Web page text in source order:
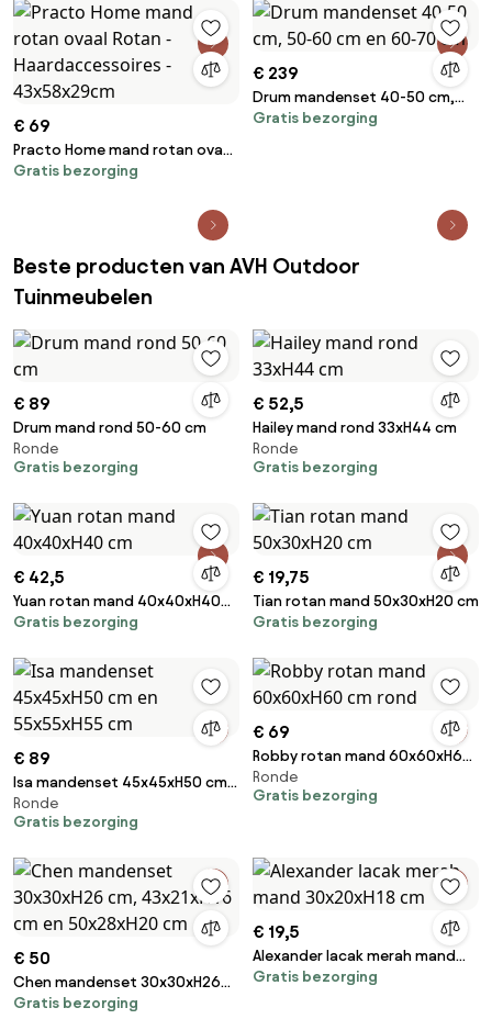
€ 69
Practo Home mand rotan ovaal
Rotan - Haardaccessoires -
Gratis bezorging
€ 239
Drum mandenset 40-50 cm,
50-60 cm en 60-70 cm
Gratis bezorging
Beste producten van AVH Outdoor
Tuinmeubelen
€ 89
Drum mand rond 50-60 cm
Ronde
Gratis bezorging
€ 52,5
Hailey mand rond 33xH44 cm
Ronde
Gratis bezorging
€ 42,5
Yuan rotan mand 40x40xH40
cm
Gratis bezorging
€ 19,75
Tian rotan mand 50x30xH20 cm
Gratis bezorging
€ 89
Isa mandenset 45x45xH50 cm
en 55x55xH55 cm
Ronde
Gratis bezorging
€ 69
Robby rotan mand 60x60xH60
cm rond
Ronde
Gratis bezorging
€ 50
Chen mandenset 30x30xH26
cm, 43x21xH16 cm en
Gratis bezorging
€ 19,5
Alexander lacak merah mand
30x20xH18 cm
Gratis bezorging